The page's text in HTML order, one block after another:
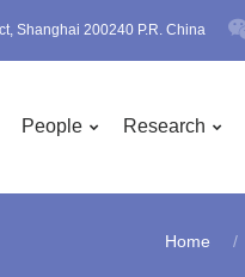
Shanghai 200240 P.R. China
People Research
Home